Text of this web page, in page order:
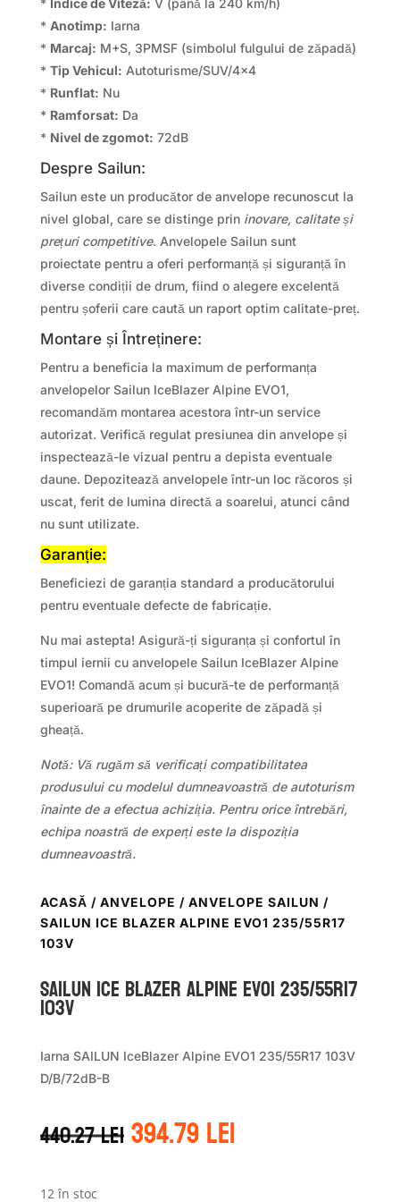
* Indice de Viteză: V (până la 240 km/h)
* Anotimp: Iarna
* Marcaj: M+S, 3PMSF (simbolul fulgului de zăpadă)
* Tip Vehicul: Autoturisme/SUV/4×4
* Runflat: Nu
* Ramforsat: Da
* Nivel de zgomot: 72dB
Despre Sailun:
Sailun este un producător de anvelope recunoscut la
nivel global, care se distinge prin inovare, calitate și
prețuri competitive. Anvelopele Sailun sunt
proiectate pentru a oferi performanță și siguranță în
diverse condiții de drum, fiind o alegere excelentă
pentru șoferii care caută un raport optim calitate-preț.
Montare și Întreținere:
Pentru a beneficia la maximum de performanța
anvelopelor Sailun IceBlazer Alpine EVO1,
recomandăm montarea acestora într-un service
autorizat. Verifică regulat presiunea din anvelope și
inspectează-le vizual pentru a depista eventuale
daune. Depozitează anvelopele într-un loc răcoros și
uscat, ferit de lumina directă a soarelui, atunci când
nu sunt utilizate.
Garanție:
Beneficiezi de garanția standard a producătorului
pentru eventuale defecte de fabricație.
Nu mai astepta! Asigură-ți siguranța și confortul în
timpul iernii cu anvelopele Sailun IceBlazer Alpine
EVO1! Comandă acum și bucură-te de performanță
superioară pe drumurile acoperite de zăpadă și
gheață.
Notă: Vă rugăm să verificați compatibilitatea
produsului cu modelul dumneavoastră de autoturism
înainte de a efectua achiziția. Pentru orice întrebări,
echipa noastră de experți este la dispoziția
dumneavoastră.
ACASĂ / ANVELOPE / ANVELOPE SAILUN /
SAILUN ICE BLAZER ALPINE EVO1 235/55R17
103V
Sailun ICE BLAZER ALPINE EVO1 235/55R17
103V
Iarna SAILUN IceBlazer Alpine EVO1 235/55R17 103V
D/B/72dB-B
440.27leiPrețul
inițial
394.79leiPrețul
curent
12 în stoc